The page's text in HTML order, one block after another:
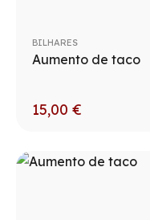
BILHARES
Aumento de taco
15,00 €